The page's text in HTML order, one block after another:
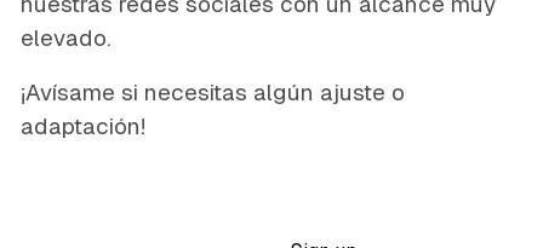
elevado.
¡Avísame si necesitas algún ajuste o
adaptación!